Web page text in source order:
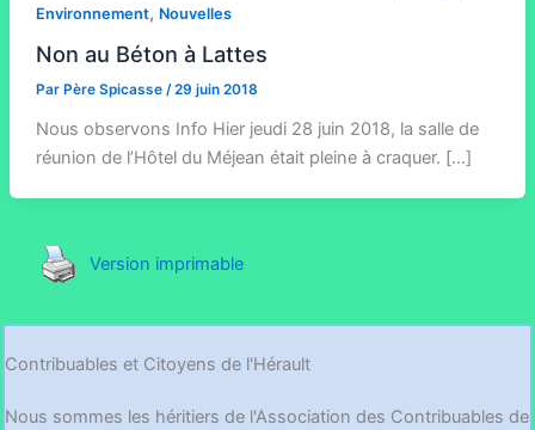
Environnement, Nouvelles
Non au Béton à Lattes
Par Père Spicasse /29 juin 2018
Nous observons Info Hier jeudi 28 juin 2018, la salle de
réunion de l’Hôtel du Méjean était pleine à craquer. […]
Version imprimable
Contribuables et Citoyens de l'Hérault
Nous sommes les héritiers de l'Association des Contribuables de